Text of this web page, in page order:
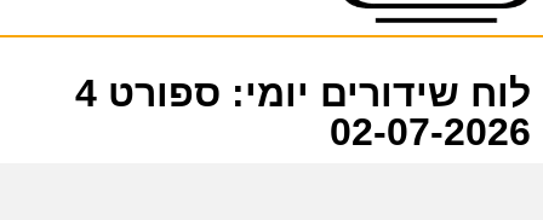
לוח שידורים יומי: ספורט 4
02-07-2026